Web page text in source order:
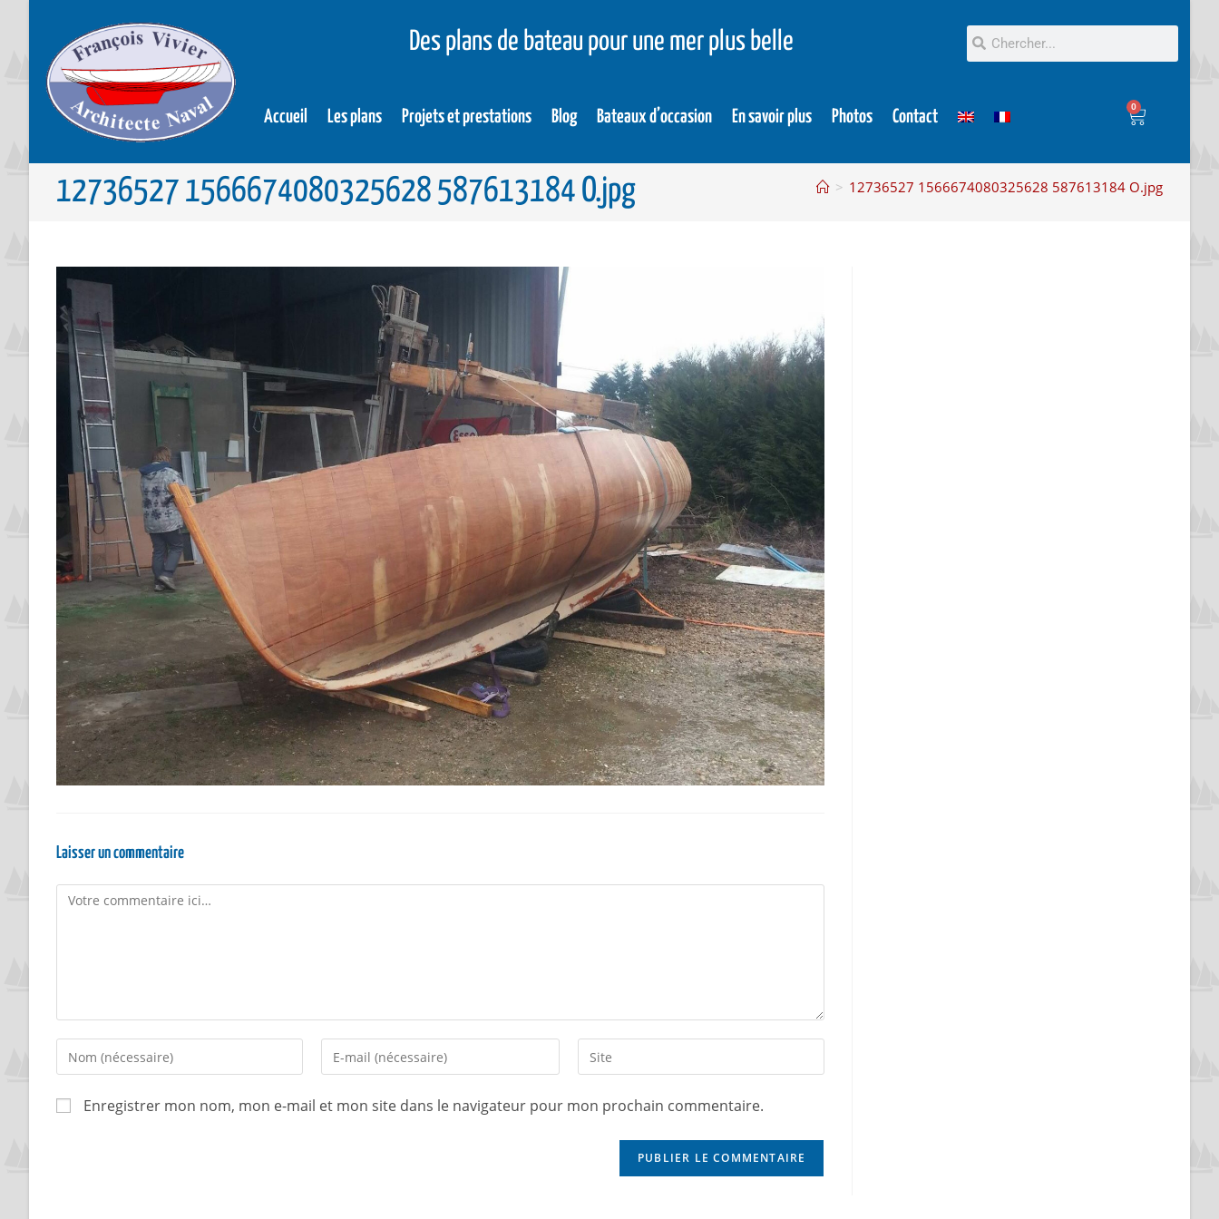
Des plans de bateau pour une mer plus belle
Accueil Les plans Projets et prestations Blog Bateaux d’occasion En savoir plus Photos Contact
0
12736527 1566674080325628 587613184 O.jpg > 12736527 1566674080325628 587613184 O.jpg
Laisser un commentaire
Enregistrer mon nom, mon e-mail et mon site dans le navigateur pour mon prochain commentaire.